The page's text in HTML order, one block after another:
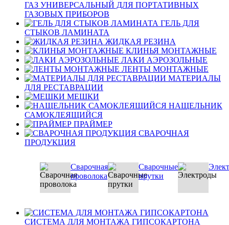
ГАЗ УНИВЕРСАЛЬНЫЙ ДЛЯ ПОРТАТИВНЫХ
ГАЗОВЫХ ПРИБОРОВ
ГЕЛЬ ДЛЯ
СТЫКОВ ЛАМИНАТА
ЖИДКАЯ РЕЗИНА
КЛИНЬЯ МОНТАЖНЫЕ
ЛАКИ АЭРОЗОЛЬНЫЕ
ЛЕНТЫ МОНТАЖНЫЕ
МАТЕРИАЛЫ
ДЛЯ РЕСТАВРАЦИИ
МЕШКИ
НАЩЕЛЬНИК
САМОКЛЕЯЩИЙСЯ
ПРАЙМЕР
СВАРОЧНАЯ
ПРОДУКЦИЯ
Сварочная
проволока
Сварочные
прутки
СИСТЕМА ДЛЯ МОНТАЖА ГИПСОКАРТОНА